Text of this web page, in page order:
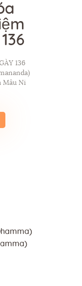
136
Mâu Ni